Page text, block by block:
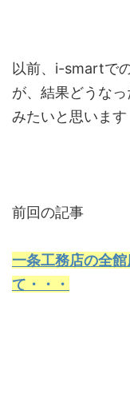
以前、i-smartで
が、結果どうな
みたいと思います
前回の記事
一条工務店の全
て・・・